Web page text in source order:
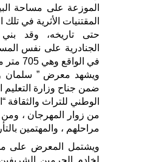
الموزعة على مساحة
المقتنيات الأثرية في تلك
حتى تاريخه، وقد
الجنادرية على نفس
في الواقع وهي 705 متر مربع.
ويشهد معرض ” سلمان
ضمن جناح وزارة
من زوار المهرجان ،
مراحلهم ، والمهتمين
ويشتمل المعرض على
لخادم الحرمين